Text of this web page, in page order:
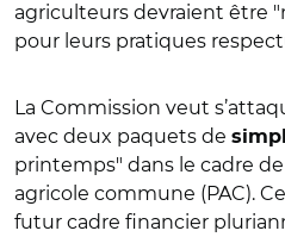
agriculteurs devraient être
pour leurs pratiques
La Commission veut
avec deux paquets de
printemps" dans le cadre
agricole commune (PAC).
futur cadre financier